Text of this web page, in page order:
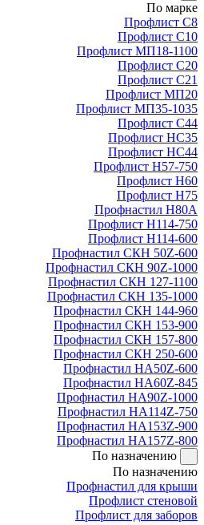
По марке
Профлист С8
Профлист С10
Профлист МП18-1100
Профлист С20
Профлист С21
Профлист МП20
Профлист МП35-1035
Профлист С44
Профлист НС35
Профлист НС44
Профлист Н57-750
Профлист Н60
Профлист Н75
Профнастил Н80А
Профлист Н114-750
Профлист Н114-600
Профнастил СКН 50Z-600
Профнастил СКН 90Z-1000
Профнастил СКН 127-1100
Профнастил СКН 135-1000
Профнастил СКН 144-960
Профнастил СКН 153-900
Профнастил СКН 157-800
Профнастил СКН 250-600
Профнастил НА50Z-600
Профнастил НА60Z-845
Профнастил НА90Z-1000
Профнастил НА114Z-750
Профнастил НА153Z-900
Профнастил НА157Z-800
По назначению
По назначению
Профнастил для крыши
Профлист стеновой
Профлист для заборов